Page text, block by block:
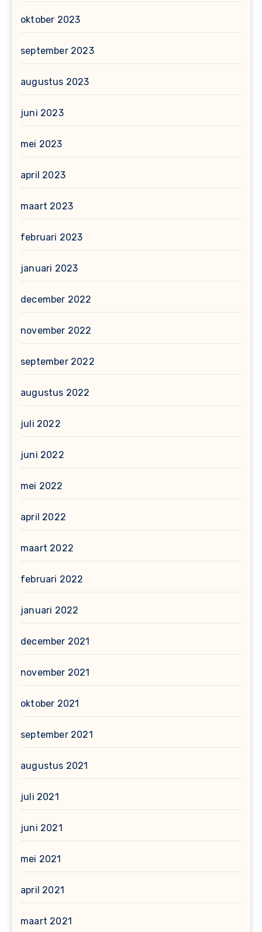
oktober 2023
september 2023
augustus 2023
juni 2023
mei 2023
april 2023
maart 2023
februari 2023
januari 2023
december 2022
november 2022
september 2022
augustus 2022
juli 2022
juni 2022
mei 2022
april 2022
maart 2022
februari 2022
januari 2022
december 2021
november 2021
oktober 2021
september 2021
augustus 2021
juli 2021
juni 2021
mei 2021
april 2021
maart 2021